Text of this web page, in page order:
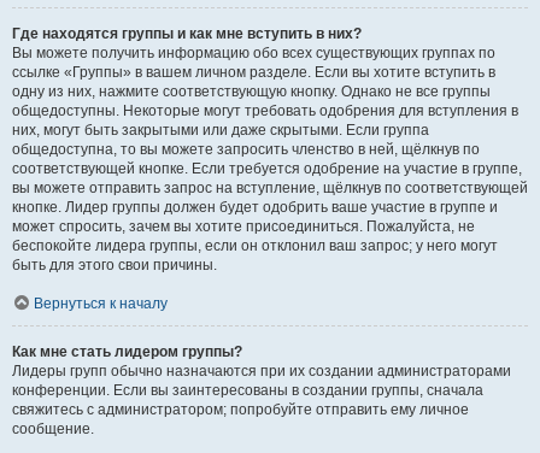
Где находятся группы и как мне вступить в них?
Вы можете получить информацию обо всех существующих группах по
ссылке «Группы» в вашем личном разделе. Если вы хотите вступить в
одну из них, нажмите соответствующую кнопку. Однако не все группы
общедоступны. Некоторые могут требовать одобрения для вступления в
них, могут быть закрытыми или даже скрытыми. Если группа
общедоступна, то вы можете запросить членство в ней, щёлкнув по
соответствующей кнопке. Если требуется одобрение на участие в группе,
вы можете отправить запрос на вступление, щёлкнув по соответствующей
кнопке. Лидер группы должен будет одобрить ваше участие в группе и
может спросить, зачем вы хотите присоединиться. Пожалуйста, не
беспокойте лидера группы, если он отклонил ваш запрос; у него могут
быть для этого свои причины.
Вернуться к началу
Как мне стать лидером группы?
Лидеры групп обычно назначаются при их создании администраторами
конференции. Если вы заинтересованы в создании группы, сначала
свяжитесь с администратором; попробуйте отправить ему личное
сообщение.